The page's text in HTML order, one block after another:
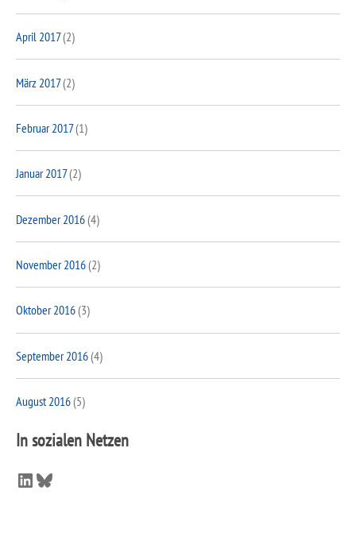
April 2017(2)
März 2017(2)
Februar 2017(1)
Januar 2017(2)
Dezember 2016(4)
November 2016(2)
Oktober 2016(3)
September 2016(4)
August 2016(5)
In sozialen Netzen
LinkedIn
Bluesky